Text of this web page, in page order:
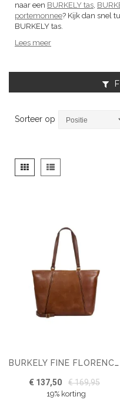
naar een BURKELY tas,
portemonnee? Kijk dan snel
BURKELY tas.
Lees meer
Sorteer op
Tonen
als
Foto-
tabel
Lijst
BURKELY FINE FLORENCE WORKBAG 13.3"
€ 137,50 € 169,95
19% korting